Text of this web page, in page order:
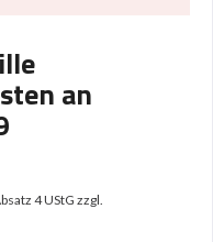
an
4 UStG zzgl.